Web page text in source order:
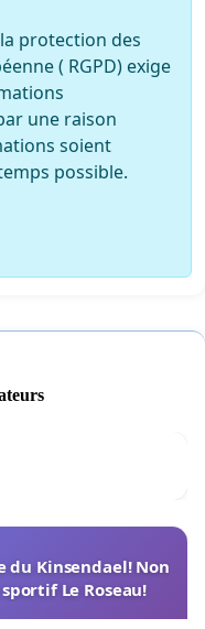
protection des
( RGPD) exige
une raison
soient
possible.
du Kinsendael! Non
Le Roseau!